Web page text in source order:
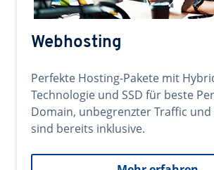
Webhosting
Perfekte Hosting-Pakete mit
Technologie und SSD für beste
Domain, unbegrenzter Traffic und
sind bereits inklusive.